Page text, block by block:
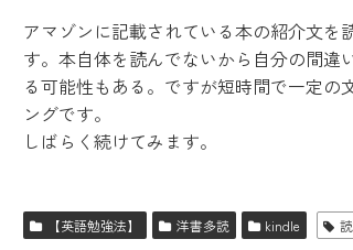
アマゾンに記載されている本の紹介文を
す。本自体を読んでないから自分の間違
る可能性もある。ですが短時間で一定
ングです。
しばらく続けてみます。
【英語勉強法】 洋書多読 kindle